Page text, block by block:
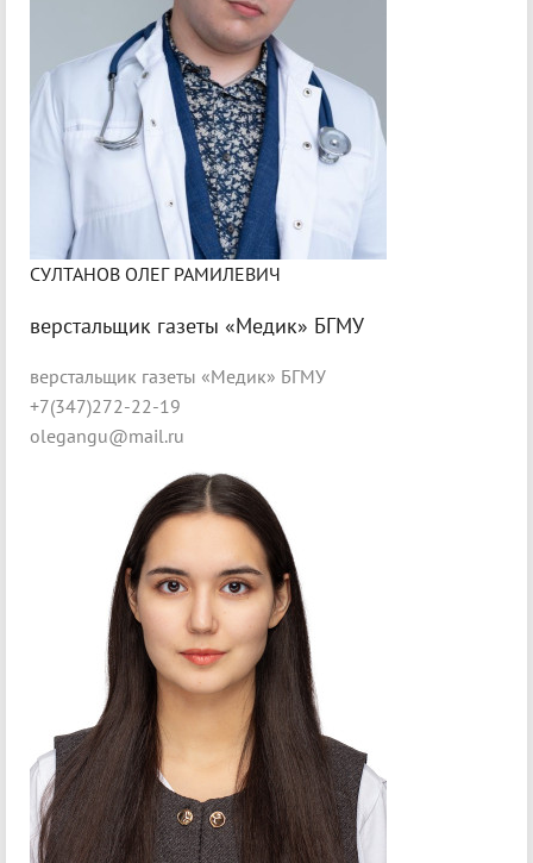
СУЛТАНОВ ОЛЕГ РАМИЛЕВИЧ
верстальщик газеты «Медик» БГМУ
верстальщик газеты «Медик» БГМУ
+7(347)272-22-19
olegangu@mail.ru